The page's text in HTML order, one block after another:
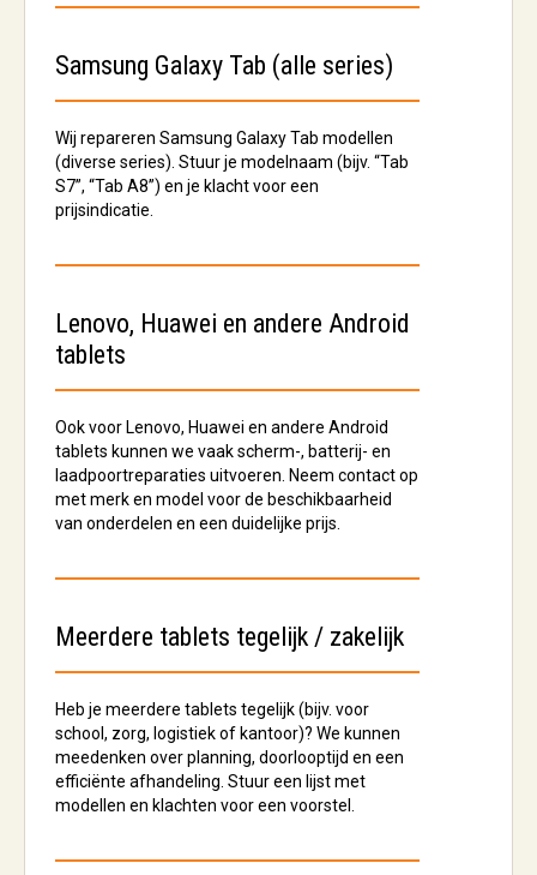
Samsung Galaxy Tab (alle series)
Wij repareren Samsung Galaxy Tab modellen
(diverse series). Stuur je modelnaam (bijv. “Tab
S7”, “Tab A8”) en je klacht voor een
prijsindicatie.
Lenovo, Huawei en andere Android
tablets
Ook voor Lenovo, Huawei en andere Android
tablets kunnen we vaak scherm-, batterij- en
laadpoortreparaties uitvoeren. Neem contact op
met merk en model voor de beschikbaarheid
van onderdelen en een duidelijke prijs.
Meerdere tablets tegelijk / zakelijk
Heb je meerdere tablets tegelijk (bijv. voor
school, zorg, logistiek of kantoor)? We kunnen
meedenken over planning, doorlooptijd en een
efficiënte afhandeling. Stuur een lijst met
modellen en klachten voor een voorstel.